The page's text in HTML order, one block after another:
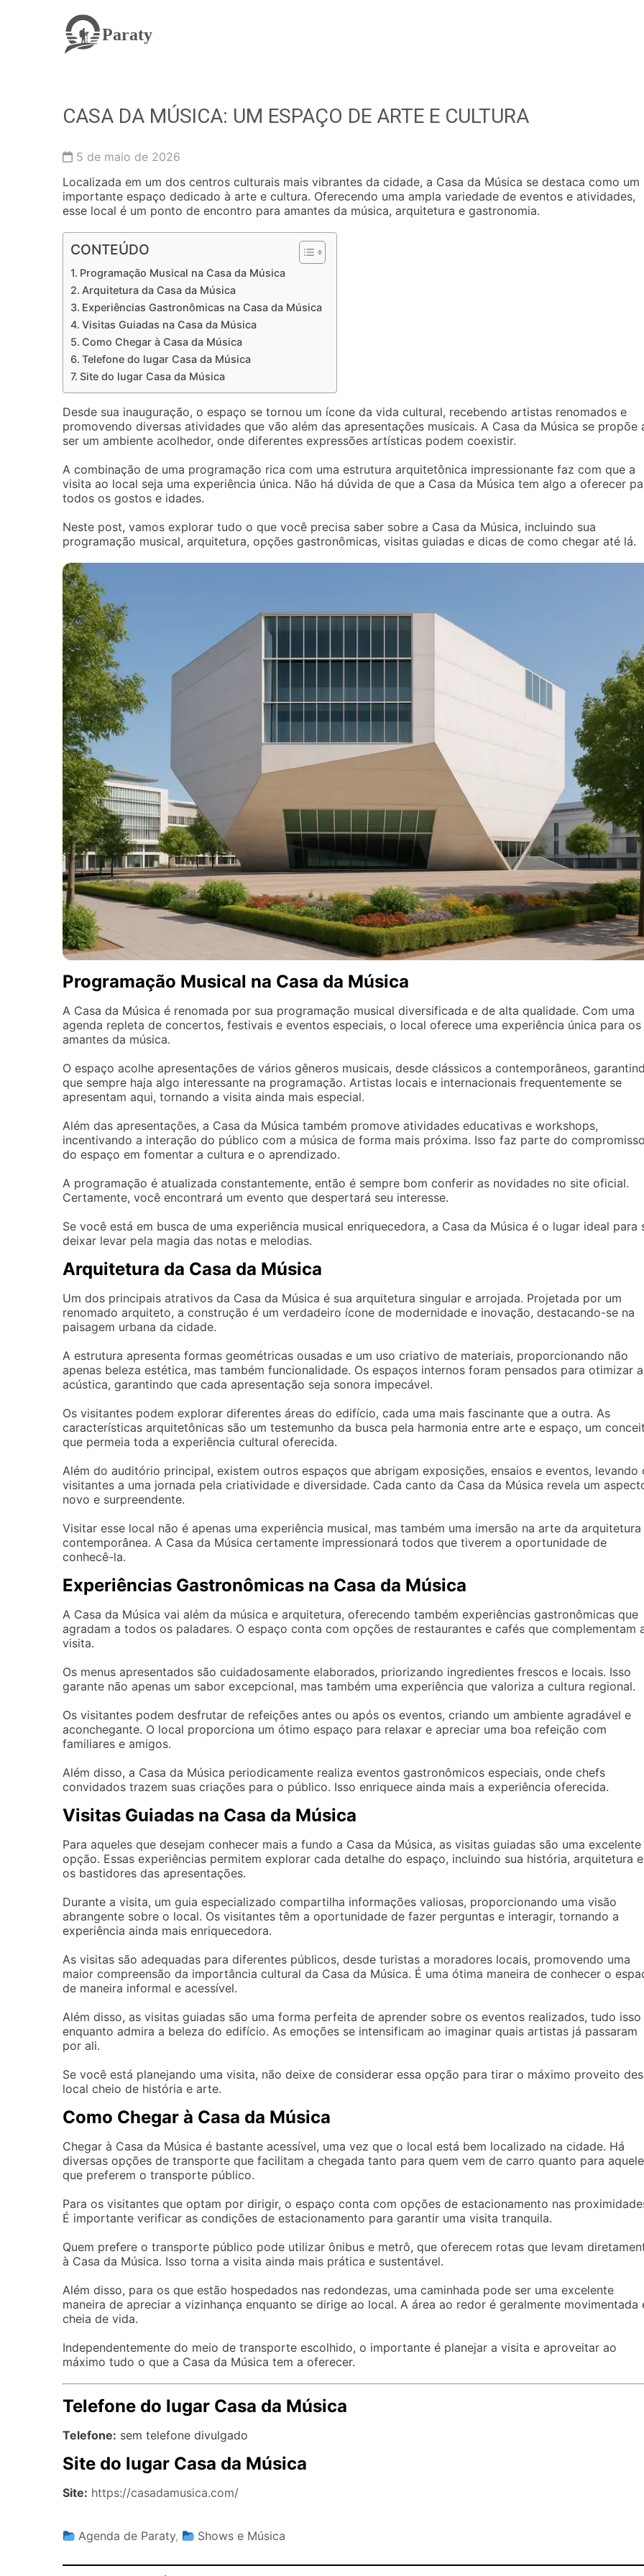
Paraty
CASA DA MÚSICA: UM ESPAÇO DE ARTE E CULTURA
5 de maio de 2026
Localizada em um dos centros culturais mais vibrantes da cidade, a Casa da Música se destaca como um
importante espaço dedicado à arte e cultura. Oferecendo uma ampla variedade de eventos e atividades,
esse local é um ponto de encontro para amantes da música, arquitetura e gastronomia.
CONTEÚDO
Programação Musical na Casa da Música
Arquitetura da Casa da Música
Experiências Gastronômicas na Casa da Música
Visitas Guiadas na Casa da Música
Como Chegar à Casa da Música
Telefone do lugar Casa da Música
Site do lugar Casa da Música
Desde sua inauguração, o espaço se tornou um ícone da vida cultural, recebendo artistas renomados e
promovendo diversas atividades que vão além das apresentações musicais. A Casa da Música se propõe
ser um ambiente acolhedor, onde diferentes expressões artísticas podem coexistir.
A combinação de uma programação rica com uma estrutura arquitetônica impressionante faz com que a
visita ao local seja uma experiência única. Não há dúvida de que a Casa da Música tem algo a oferecer
todos os gostos e idades.
Neste post, vamos explorar tudo o que você precisa saber sobre a Casa da Música, incluindo sua
programação musical, arquitetura, opções gastronômicas, visitas guiadas e dicas de como chegar até lá.
Programação Musical na Casa da Música
A Casa da Música é renomada por sua programação musical diversificada e de alta qualidade. Com uma
agenda repleta de concertos, festivais e eventos especiais, o local oferece uma experiência única para os
amantes da música.
O espaço acolhe apresentações de vários gêneros musicais, desde clássicos a contemporâneos,
que sempre haja algo interessante na programação. Artistas locais e internacionais frequentemente se
apresentam aqui, tornando a visita ainda mais especial.
Além das apresentações, a Casa da Música também promove atividades educativas e workshops,
incentivando a interação do público com a música de forma mais próxima. Isso faz parte do
do espaço em fomentar a cultura e o aprendizado.
A programação é atualizada constantemente, então é sempre bom conferir as novidades no site oficial.
Certamente, você encontrará um evento que despertará seu interesse.
Se você está em busca de uma experiência musical enriquecedora, a Casa da Música é o lugar ideal para
deixar levar pela magia das notas e melodias.
Arquitetura da Casa da Música
Um dos principais atrativos da Casa da Música é sua arquitetura singular e arrojada. Projetada por um
renomado arquiteto, a construção é um verdadeiro ícone de modernidade e inovação, destacando-se na
paisagem urbana da cidade.
A estrutura apresenta formas geométricas ousadas e um uso criativo de materiais, proporcionando não
apenas beleza estética, mas também funcionalidade. Os espaços internos foram pensados para otimizar a
acústica, garantindo que cada apresentação seja sonora impecável.
Os visitantes podem explorar diferentes áreas do edifício, cada uma mais fascinante que a outra. As
características arquitetônicas são um testemunho da busca pela harmonia entre arte e espaço, um
que permeia toda a experiência cultural oferecida.
Além do auditório principal, existem outros espaços que abrigam exposições, ensaios e eventos, levando
visitantes a uma jornada pela criatividade e diversidade. Cada canto da Casa da Música revela um
novo e surpreendente.
Visitar esse local não é apenas uma experiência musical, mas também uma imersão na arte da arquitetura
contemporânea. A Casa da Música certamente impressionará todos que tiverem a oportunidade de
conhecê-la.
Experiências Gastronômicas na Casa da Música
A Casa da Música vai além da música e arquitetura, oferecendo também experiências gastronômicas que
agradam a todos os paladares. O espaço conta com opções de restaurantes e cafés que complementam
visita.
Os menus apresentados são cuidadosamente elaborados, priorizando ingredientes frescos e locais. Isso
garante não apenas um sabor excepcional, mas também uma experiência que valoriza a cultura regional.
Os visitantes podem desfrutar de refeições antes ou após os eventos, criando um ambiente agradável e
aconchegante. O local proporciona um ótimo espaço para relaxar e apreciar uma boa refeição com
familiares e amigos.
Além disso, a Casa da Música periodicamente realiza eventos gastronômicos especiais, onde chefs
convidados trazem suas criações para o público. Isso enriquece ainda mais a experiência oferecida.
Visitas Guiadas na Casa da Música
Para aqueles que desejam conhecer mais a fundo a Casa da Música, as visitas guiadas são uma excelente
opção. Essas experiências permitem explorar cada detalhe do espaço, incluindo sua história, arquitetura e
os bastidores das apresentações.
Durante a visita, um guia especializado compartilha informações valiosas, proporcionando uma visão
abrangente sobre o local. Os visitantes têm a oportunidade de fazer perguntas e interagir, tornando a
experiência ainda mais enriquecedora.
As visitas são adequadas para diferentes públicos, desde turistas a moradores locais, promovendo uma
maior compreensão da importância cultural da Casa da Música. É uma ótima maneira de conhecer o
de maneira informal e acessível.
Além disso, as visitas guiadas são uma forma perfeita de aprender sobre os eventos realizados, tudo isso
enquanto admira a beleza do edifício. As emoções se intensificam ao imaginar quais artistas já passaram
por ali.
Se você está planejando uma visita, não deixe de considerar essa opção para tirar o máximo proveito
local cheio de história e arte.
Como Chegar à Casa da Música
Chegar à Casa da Música é bastante acessível, uma vez que o local está bem localizado na cidade. Há
diversas opções de transporte que facilitam a chegada tanto para quem vem de carro quanto para
que preferem o transporte público.
Para os visitantes que optam por dirigir, o espaço conta com opções de estacionamento nas
É importante verificar as condições de estacionamento para garantir uma visita tranquila.
Quem prefere o transporte público pode utilizar ônibus e metrô, que oferecem rotas que levam
à Casa da Música. Isso torna a visita ainda mais prática e sustentável.
Além disso, para os que estão hospedados nas redondezas, uma caminhada pode ser uma excelente
maneira de apreciar a vizinhança enquanto se dirige ao local. A área ao redor é geralmente movimentada
cheia de vida.
Independentemente do meio de transporte escolhido, o importante é planejar a visita e aproveitar ao
máximo tudo o que a Casa da Música tem a oferecer.
Telefone do lugar Casa da Música
Telefone: sem telefone divulgado
Site do lugar Casa da Música
Site: https://casadamusica.com/
Agenda de Paraty, Shows e Música